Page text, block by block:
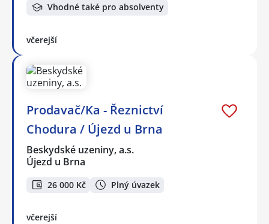
Vhodné také pro absolventy
včerejší
Prodavač/Ka - Řeznictví
Chodura / Újezd u Brna
Beskydské uzeniny, a.s.
Újezd u Brna
26 000 Kč Plný úvazek
včerejší